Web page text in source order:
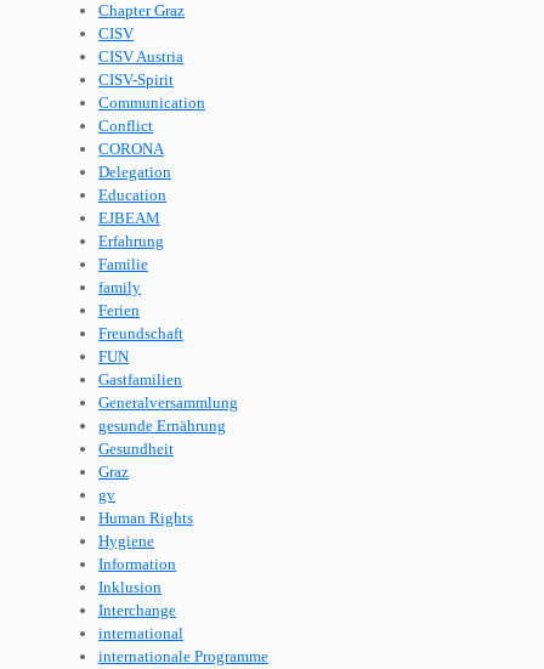
Chapter Graz
CISV
CISV Austria
CISV-Spirit
Communication
Conflict
CORONA
Delegation
Education
EJBEAM
Erfahrung
Familie
family
Ferien
Freundschaft
FUN
Gastfamilien
Generalversammlung
gesunde Ernährung
Gesundheit
Graz
gv
Human Rights
Hygiene
Information
Inklusion
Interchange
international
internationale Programme